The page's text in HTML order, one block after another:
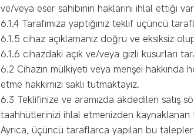
ve/veya eser sahibinin haklarını ihlal ettiği
6.1.4 Tarafımıza yaptığınız teklif üçüncü
6.1.5 cihaz açıklamanız doğru ve eksiksiz
6.1.6 cihazdaki açık ve/veya gizli kusurları
6.2 Cihazın mülkiyeti veya menşei
etme hakkımızı saklı tutmaktayız.
6.3 Teklifinize ve aramızda akdedilen satış
taahhütlerinizi ihlal etmenizden kaynaklanan
Ayrıca, üçüncü taraflarca yapılan bu